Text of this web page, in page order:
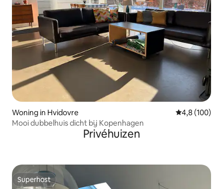
Woning in Hvidovre Gemiddelde
4,8 (100)
Mooi dubbelhuis dicht bij Kopenhagen
Privéhuizen
Superhost
Superhost